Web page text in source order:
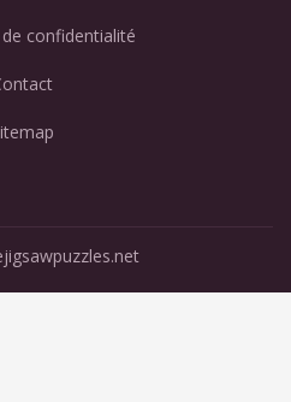
confidentialité